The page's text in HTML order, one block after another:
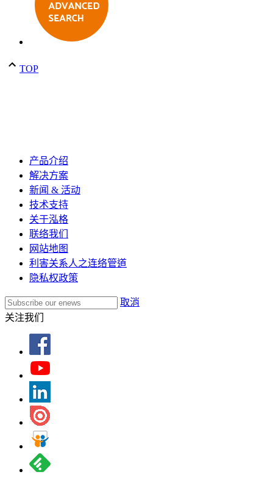
TOP
产品介绍
解决方案
新闻 & 活动
技术支持
关于泓格
联络我们
网站地图
利害关系人之连络管道
隐私权政策
取消
关注我们